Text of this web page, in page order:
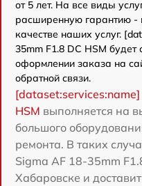
от 5 лет. На все виды
расширенную гарантию -
качестве наших услуг.
35mm F1.8 DC HSM
оформлении заказа на
обратной связи.
HSM выполняется на
большого
ремонта. В таких
Sigma AF 18-35mm
Хабаровске и